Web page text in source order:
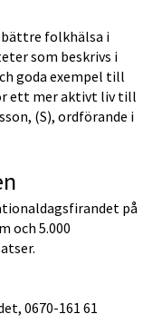
folkhälsa i
som beskrivs i
goda exempel till
ett mer aktivt liv till
(S), ordförande i
på
och 5.000
0670-161 61